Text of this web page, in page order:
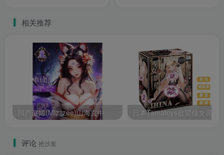
相关推荐
国产谜姬(Mizzzee)山海玄中录二代温柔银狐恒娘慢玩飞机杯深度测评报告
评论 抢沙发